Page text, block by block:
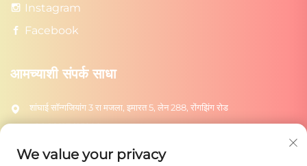
Instagram
Facebook
आमच्याशी संपर्क साधा
शांघाई सॉन्गजियांग 3 रा मजला, इमारत 5, लेन 288, रोंगझिंग रोड
+86-18217615209
We value your privacy